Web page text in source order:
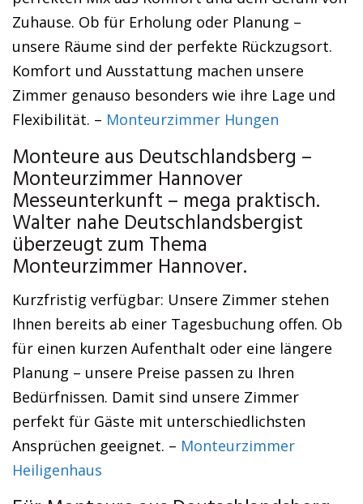
Zuhause. Ob für Erholung oder Planung –
unsere Räume sind der perfekte Rückzugsort.
Komfort und Ausstattung machen unsere
Zimmer genauso besonders wie ihre Lage und
Flexibilität. – Monteurzimmer Hungen
Monteure aus Deutschlandsberg –
Monteurzimmer Hannover
Messeunterkunft – mega praktisch.
Walter nahe Deutschlandsbergist
überzeugt zum Thema
Monteurzimmer Hannover.
Kurzfristig verfügbar: Unsere Zimmer stehen
Ihnen bereits ab einer Tagesbuchung offen. Ob
für einen kurzen Aufenthalt oder eine längere
Planung – unsere Preise passen zu Ihren
Bedürfnissen. Damit sind unsere Zimmer
perfekt für Gäste mit unterschiedlichsten
Ansprüchen geeignet. – Monteurzimmer
Heiligenhaus